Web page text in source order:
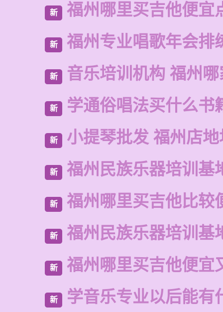
新 福州哪里买吉他便宜
新 福州专业唱歌年会排
新 音乐培训机构 福州
新 学通俗唱法买什么书
新 小提琴批发 福州店
新 福州民族乐器培训基
新 福州哪里买吉他比较
新 福州民族乐器培训基
新 福州哪里买吉他便宜
新 学音乐专业以后能有